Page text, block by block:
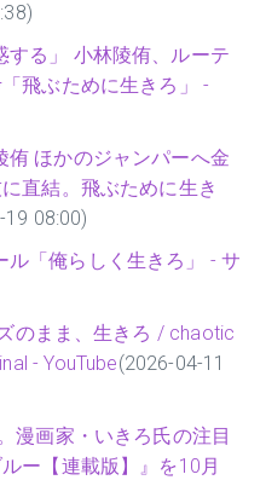
する」 小林陵侑、ルーテ
飛ぶために生きろ」 -
侑 ほかのジャンパーへ金
直結。飛ぶために生き
08:00)
「俺らしく生きろ」 - サ
のまま、生きろ / chaotic
- YouTube(2026-04-11
漫画家・いきろ氏の注目
ー【連載版】』を10月